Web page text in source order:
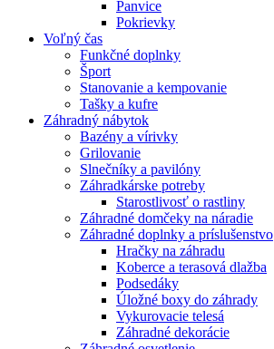
Panvice
Pokrievky
Voľný čas
Funkčné doplnky
Šport
Stanovanie a kempovanie
Tašky a kufre
Záhradný nábytok
Bazény a vírivky
Grilovanie
Slnečníky a pavilóny
Záhradkárske potreby
Starostlivosť o rastliny
Záhradné domčeky na náradie
Záhradné doplnky a príslušenstvo
Hračky na záhradu
Koberce a terasová dlažba
Podsedáky
Úložné boxy do záhrady
Vykurovacie telesá
Záhradné dekorácie